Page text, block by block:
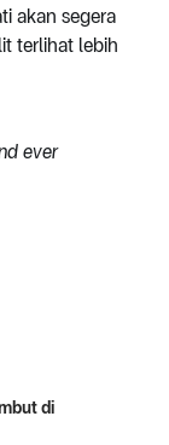
akan segera
terlihat lebih
ever
di